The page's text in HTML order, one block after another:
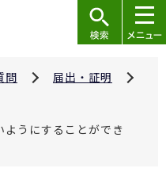
問
届出・証明
うにすることができ